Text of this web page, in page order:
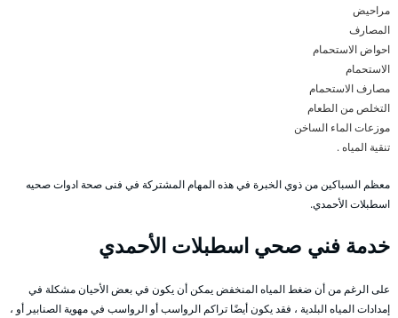
مراحيض
المصارف
احواض الاستحمام
الاستحمام
مصارف الاستحمام
التخلص من الطعام
موزعات الماء الساخن
تنقية المياه .
معظم السباكين من ذوي الخبرة في هذه المهام المشتركة في فنى صحة ادوات صحيه
اسطبلات الأحمدي.
خدمة فني صحي اسطبلات الأحمدي
على الرغم من أن ضغط المياه المنخفض يمكن أن يكون في بعض الأحيان مشكلة في
إمدادات المياه البلدية ، فقد يكون أيضًا تراكم الرواسب أو الرواسب في مهوية الصنابير أو ،